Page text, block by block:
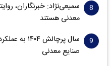
سمیعی‌نژاد: خبرنگاران،
معدنی هستند
سال
صنایع معدنی